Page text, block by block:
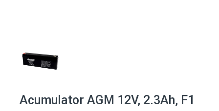
Acumulator AGM 12V, 2.3Ah, F1